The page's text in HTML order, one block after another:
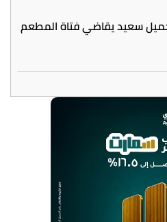
سعيد يقاضي فتاة المطعم